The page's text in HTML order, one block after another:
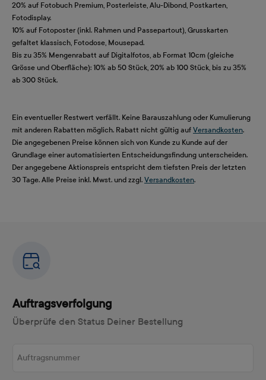
20% auf Fotobuch Premium, Posterleiste, Alu-Dibond, Postkarten,
Fotodisplay.
10% auf Fotoposter (inkl. Rahmen und Passepartout), Grusskarten
gefaltet klassisch, Fotodose, Mousepad.
Bis zu 35% Mengenrabatt auf Digitalfotos, ab Format 10cm (gleiche
Grösse und Oberfläche): 10% ab 50 Stück, 20% ab 100 Stück, bis zu 35%
ab 300 Stück.
Ein eventueller Restwert verfällt. Keine Barauszahlung oder Kumulierung
mit anderen Rabatten möglich. Rabatt nicht gültig auf Versandkosten.
Die angegebenen Preise können sich von Kunde zu Kunde auf der
Grundlage einer automatisierten Entscheidungsfindung unterscheiden.
Der angegebene Aktionspreis entspricht dem tiefsten Preis der letzten
30 Tage. Alle Preise inkl. Mwst. und zzgl. Versandkosten.
Auftragsverfolgung
Überprüfe den Status Deiner Bestellung